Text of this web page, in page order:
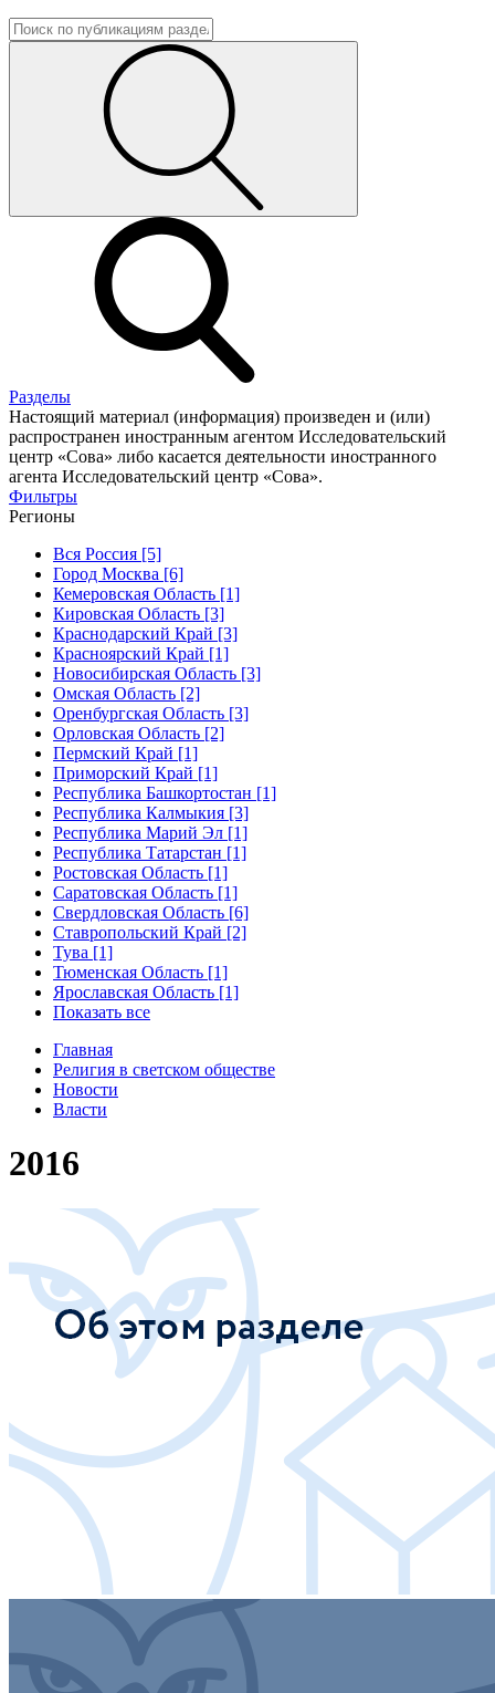
Разделы
Настоящий материал (информация) произведен и (или)
распространен иностранным агентом Исследовательский
центр «Сова» либо касается деятельности иностранного
агента Исследовательский центр «Сова».
Фильтры
Регионы
Вся Россия [5]
Город Москва [6]
Кемеровская Область [1]
Кировская Область [3]
Краснодарский Край [3]
Красноярский Край [1]
Новосибирская Область [3]
Омская Область [2]
Оренбургская Область [3]
Орловская Область [2]
Пермский Край [1]
Приморский Край [1]
Республика Башкортостан [1]
Республика Калмыкия [3]
Республика Марий Эл [1]
Республика Татарстан [1]
Ростовская Область [1]
Саратовская Область [1]
Свердловская Область [6]
Ставропольский Край [2]
Тува [1]
Тюменская Область [1]
Ярославская Область [1]
Показать все
Главная
Религия в светском обществе
Новости
Власти
2016